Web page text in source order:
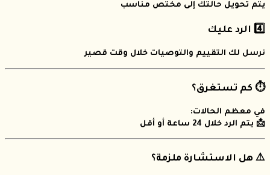
يتم تحويل حالتك إلى مختص مناسب
4️⃣ الرد عليك
نرسل لك التقييم والتوصيات خلال وقت قصير
⏱️ كم تستغرق؟
في معظم الحالات:
📩 يتم الرد خلال 24 ساعة أو أقل
⚠️ هل الاستشارة ملزمة؟